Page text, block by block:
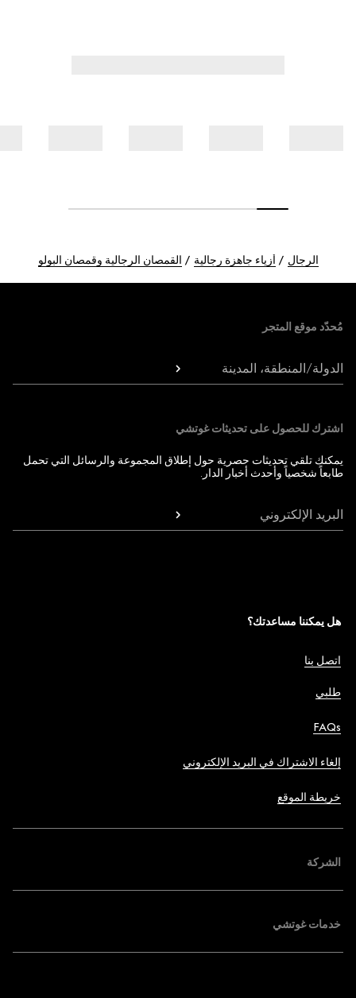
الرجال أزياء جاهزة رجالية القمصان الرجالية وقمصان البولو
مُحدّد موقع المتجر
الدولة/المنطقة، المدينة
اشترك للحصول على تحديثات غوتشي
يمكنك تلقي تحديثات حصرية حول إطلاق المجموعة والرسائل التي تحمل
طابعاً شخصياً وأحدث أخبار الدار.
البريد الإلكتروني
هل يمكننا مساعدتك؟
اتصل بنا
طلبي
FAQs
إلغاء الاشتراك في البريد الإلكتروني
خريطة الموقع
الشركة
خدمات غوتشي